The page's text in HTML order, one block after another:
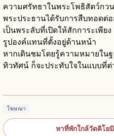
ความศรัทธาในพระโพธิสัตว์กว
พระประธานได้รับการสืบทอดต่
เป็นพระลับที่เปิดให้สักการะเพีย
รูปองค์แทนที่ตั้งอยู่ด้านหน้า
หากเดินชมโดยรู้ความหมายใน
ทิวทัศน์ ก็จะประทับใจในแบบที่ต่
วัดคิโยมิสึ เกียวโต: มรดกโลก
โฆษณา
หาที่พักใกล้วัดคิโย